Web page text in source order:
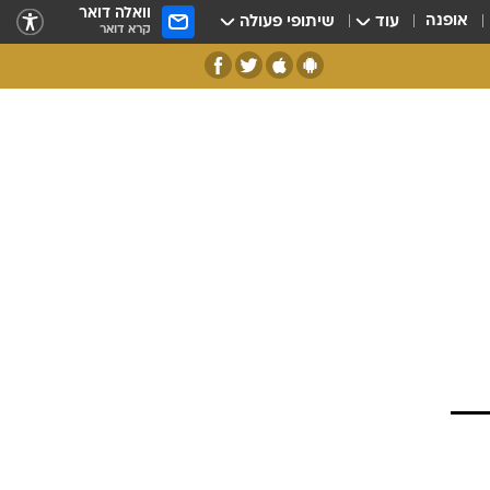
אופנה עוד שיתופי פעולה וואלה דואר
קרא דואר